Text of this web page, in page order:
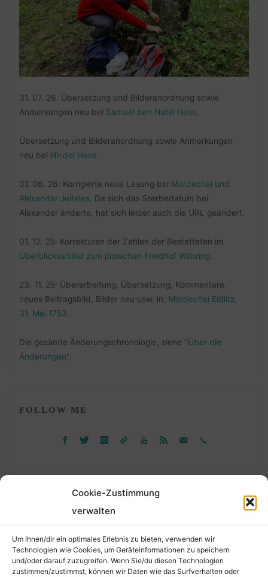
Cookie-Zustimmung
verwalten
Um Ihnen/dir ein optimales Erlebnis zu bieten, verwenden wir
Technologien wie Cookies, um Geräteinformationen zu speichern
und/oder darauf zuzugreifen. Wenn Sie/du diesen Technologien
zustimmen/zustimmst, können wir Daten wie das Surfverhalten oder
31. 07. 26: Übersetzung und Bilderanordnung sowie
Anmerkungen neu bei Samuel ben Natel Hess
Übersetzung und Bilderanordnung sowie Anmerkungen
neu bei Hindel Hess
01. 06. 26: Korrigierte neue Lesung bei Mordechai und
Alexander Jeiteles . Da sich das Sterbedatum bei
Alexander änderte, hat sich leider auch die URL geändert.
01. 12. 25: Korrekturen der Zahlen der Bestatteten im
Überblicksartikel zum jüdischen Friedhof Währing
23. 11. 25: Überarbeitung, Übersetzung, Kommentare,
neues Beitragsbild, Bilder neu usw. in: Mordechai Eidlitz,
31. Mai 1753
Die gesamte Änderungschronologie, siehe "Über die
Änderungen".
FOLLOW ME
nach: